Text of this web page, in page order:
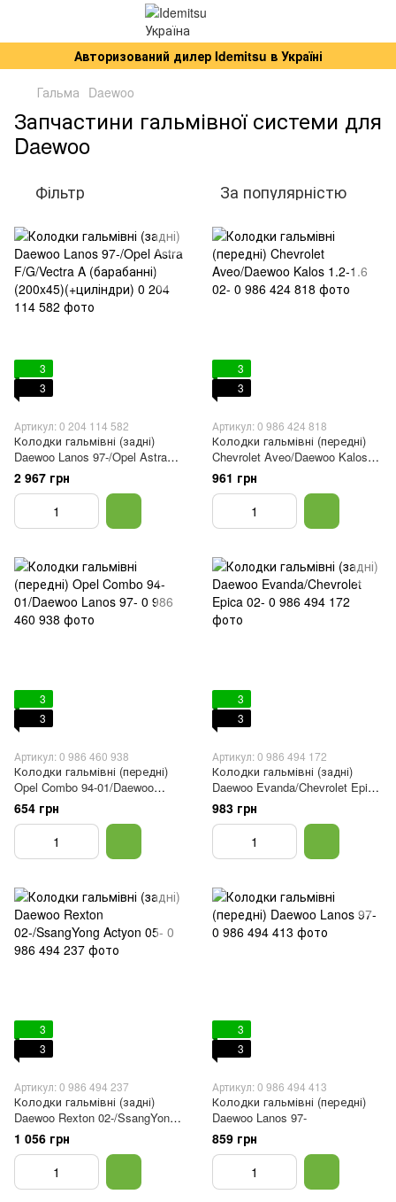
Авторизований дилер Idemitsu в Україні
Гальма Daewoo
Запчастини гальмівної системи для
Daewoo
Фільтр За популярністю
3
3
Артикул: 0 204 114 582
Колодки гальмівні (задні)
Daewoo Lanos 97-/Opel Astra
F/G/Vectra A (барабанні)
(200x45)(+циліндри)
2 967 грн
3
3
Артикул: 0 986 424 818
Колодки гальмівні (передні)
Chevrolet Aveo/Daewoo Kalos
1.2-1.6 02-
961 грн
3
3
Артикул: 0 986 460 938
Колодки гальмівні (передні)
Opel Combo 94-01/Daewoo
Lanos 97-
654 грн
3
3
Артикул: 0 986 494 172
Колодки гальмівні (задні)
Daewoo Evanda/Chevrolet Epica
02-
983 грн
3
3
Артикул: 0 986 494 237
Колодки гальмівні (задні)
Daewoo Rexton 02-/SsangYong
Actyon 05-
1 056 грн
3
3
Артикул: 0 986 494 413
Колодки гальмівні (передні)
Daewoo Lanos 97-
859 грн